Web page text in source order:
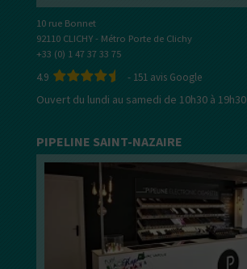
10 rue Bonnet
92110 CLICHY - Métro Porte de Clichy
+33 (0) 1 47 37 33 75
4.9 - 151 avis Google
Ouvert du lundi au samedi de 10h30 à 19h30
PIPELINE SAINT-NAZAIRE